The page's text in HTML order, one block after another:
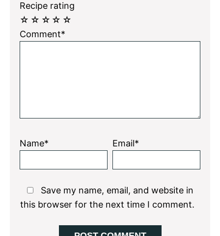
Recipe rating
☆
☆
☆
☆
☆
Comment*
Name* Email*
Save my name, email, and website in
this browser for the next time I comment.